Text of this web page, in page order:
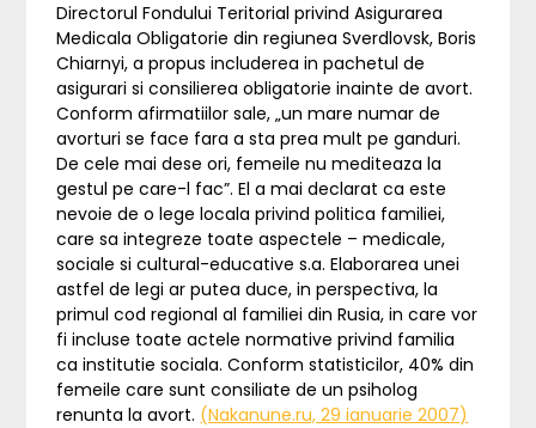
Directorul Fondului Teritorial privind Asigurarea
Medicala Obligatorie din regiunea Sverdlovsk, Boris
Chiarnyi, a propus includerea in pachetul de
asigurari si consilierea obligatorie inainte de avort.
Conform afirmatiilor sale, „un mare numar de
avorturi se face fara a sta prea mult pe ganduri.
De cele mai dese ori, femeile nu mediteaza la
gestul pe care-l fac”. El a mai declarat ca este
nevoie de o lege locala privind politica familiei,
care sa integreze toate aspectele – medicale,
sociale si cultural-educative s.a. Elaborarea unei
astfel de legi ar putea duce, in perspectiva, la
primul cod regional al familiei din Rusia, in care vor
fi incluse toate actele normative privind familia
ca institutie sociala. Conform statisticilor, 40% din
femeile care sunt consiliate de un psiholog
renunta la avort. (Nakanune.ru, 29 ianuarie 2007)